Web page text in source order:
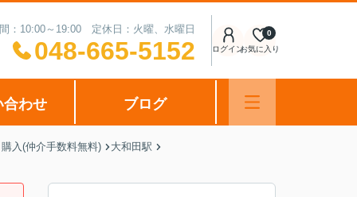
：10:00～19:00 定休日：火曜、水曜日
048-665-5152 ログインお気に入り
0
合わせ ブログ
入(仲介手数料無料) 大和田駅